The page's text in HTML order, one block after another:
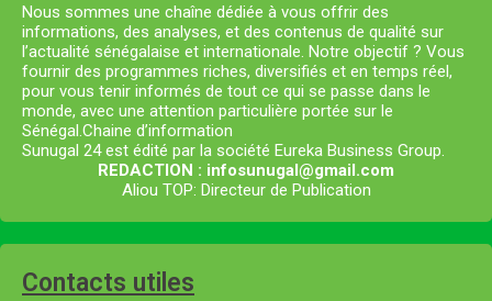
Nous sommes une chaîne dédiée à vous offrir des
informations, des analyses, et des contenus de qualité sur
l’actualité sénégalaise et internationale. Notre objectif ? Vous
fournir des programmes riches, diversifiés et en temps réel,
pour vous tenir informés de tout ce qui se passe dans le
monde, avec une attention particulière portée sur le
Sénégal.Chaine d’information
Sunugal 24 est édité par la société Eureka Business Group.
REDACTION : infosunugal@gmail.com
Aliou TOP: Directeur de Publication
Contacts utiles